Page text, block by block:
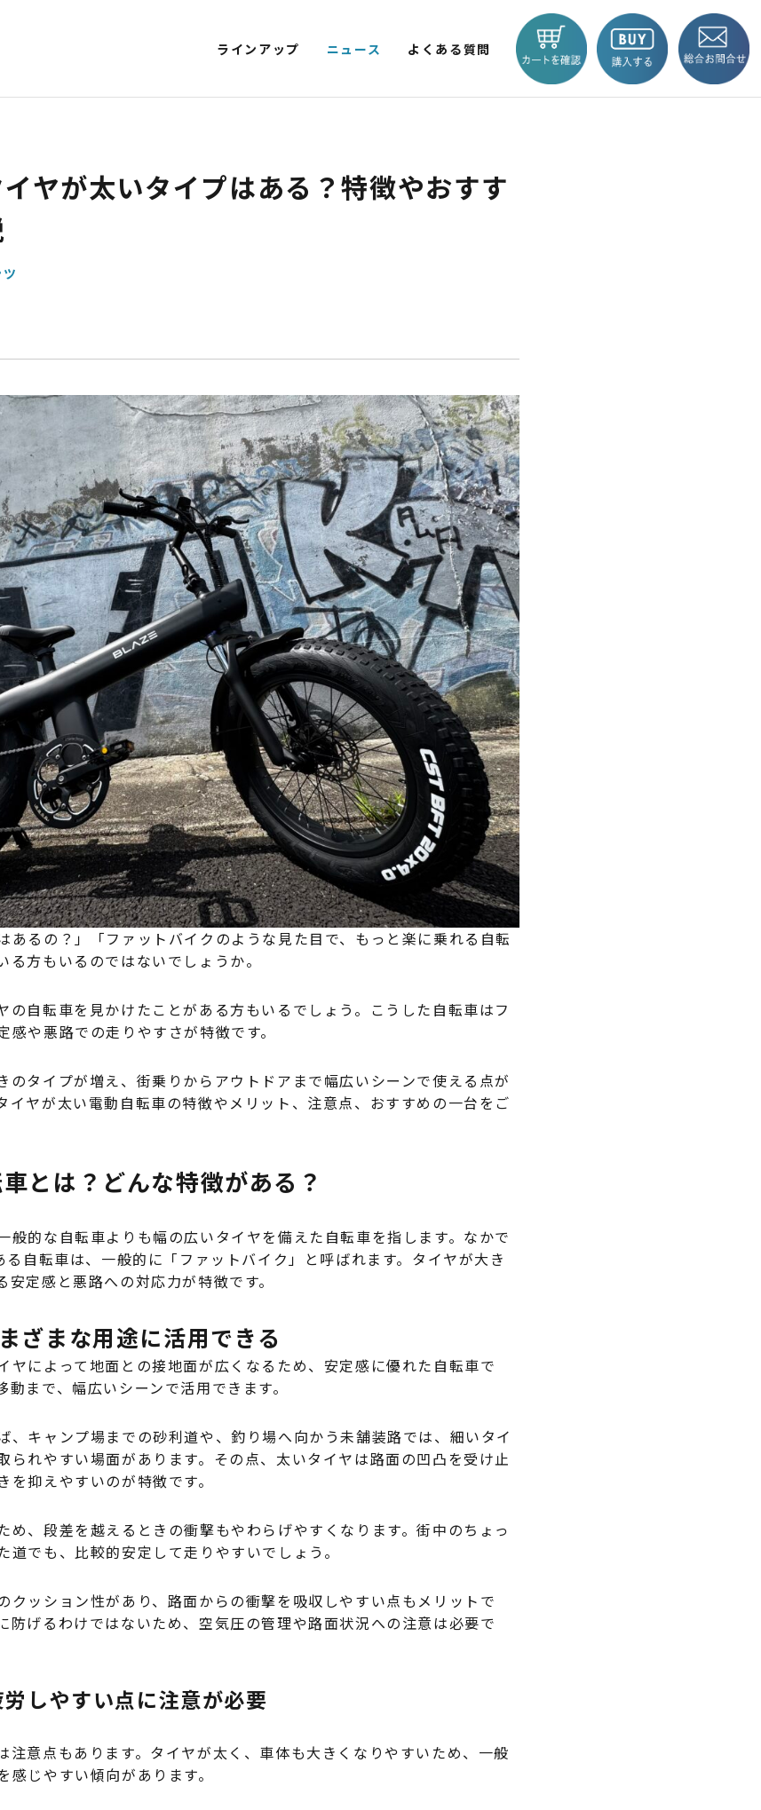
ラインアップ
電動アシスト自転車
STYLE e-BIKE
電動アシスト自転車
¥225,454（税込¥248,000）
詳細を見る
近くの店舗を見る
購入する
4 輪
BLAZE e-CARGO
特定原付 / 免許不要 ※
¥498,000（税込¥547,800）
詳細を見る
近くの店舗を見る
購入する
※類似品にご注意ください
ニュース よくある質問
ヤが太いタイプはある？特徴やおすす
あるの？」「ファットバイクのような見た目で、もっと楽に乗れる自転
る方もいるのではないでしょうか。
の自転車を見かけたことがある方もいるでしょう。こうした自転車はフ
や悪路での走りやすさが特徴です。
のタイプが増え、街乗りからアウトドアまで幅広いシーンで使える点が
イヤが太い電動自転車の特徴やメリット、注意点、おすすめの一台をご
とは？どんな特徴がある？
般的な自転車よりも幅の広いタイヤを備えた自転車を指します。なかで
自転車は、一般的に「ファットバイク」と呼ばれます。タイヤが大き
定感と悪路への対応力が特徴です。
ざまな用途に活用できる
ヤによって地面との接地面が広くなるため、安定感に優れた自転車で
まで、幅広いシーンで活用できます。
、キャンプ場までの砂利道や、釣り場へ向かう未舗装路では、細いタイ
られやすい場面があります。その点、太いタイヤは路面の凹凸を受け止
抑えやすいのが特徴です。
め、段差を越えるときの衝撃もやわらげやすくなります。街中のちょっ
道でも、比較的安定して走りやすいでしょう。
クッション性があり、路面からの衝撃を吸収しやすい点もメリットで
防げるわけではないため、空気圧の管理や路面状況への注意は必要で
しやすい点に注意が必要
注意点もあります。タイヤが太く、車体も大きくなりやすいため、一般
じやすい傾向があります。